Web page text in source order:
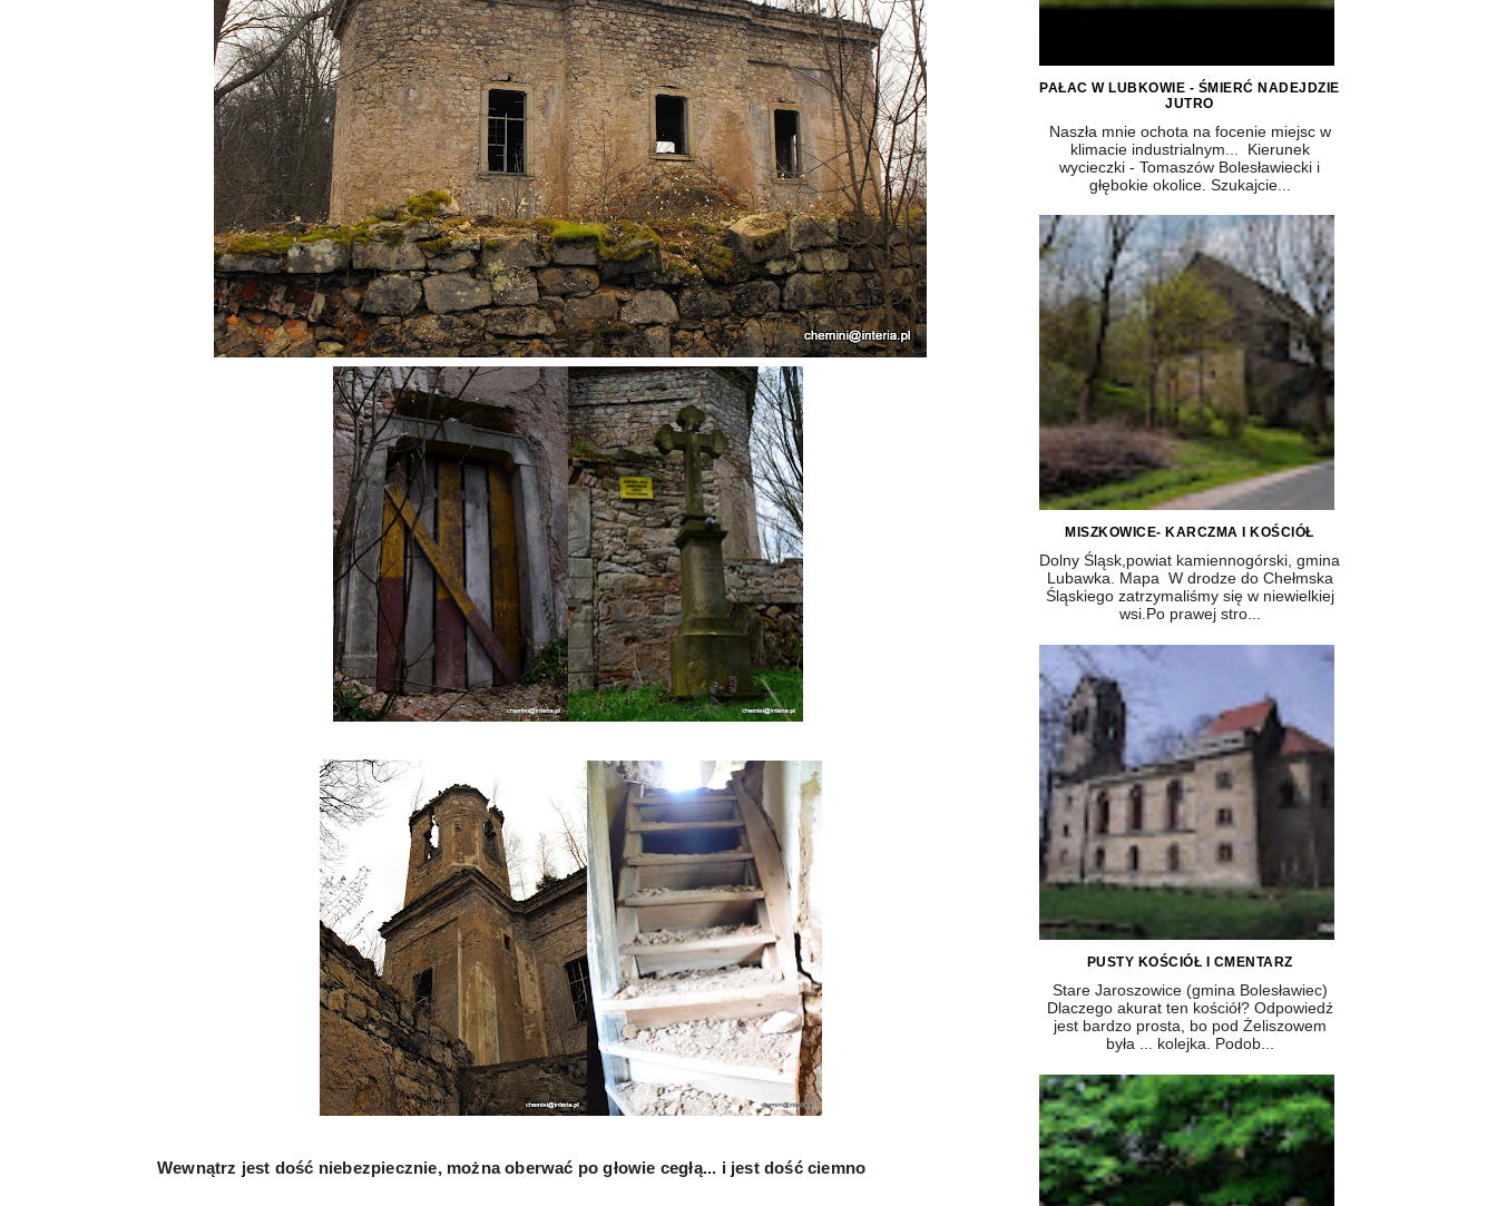
Wewnątrz jest dość niebezpiecznie, można oberwać po głowie cegłą... i jest dość ciemno
PAŁAC W LUBKOWIE - ŚMIERĆ NADEJDZIE
JUTRO
Naszła mnie ochota na focenie miejsc w
klimacie industrialnym... Kierunek
wycieczki - Tomaszów Bolesławiecki i
głębokie okolice. Szukajcie...
MISZKOWICE- KARCZMA I KOŚCIÓŁ
Dolny Śląsk,powiat kamiennogórski, gmina
Lubawka. Mapa W drodze do Chełmska
Śląskiego zatrzymaliśmy się w niewielkiej
wsi.Po prawej stro...
PUSTY KOŚCIÓŁ I CMENTARZ
Stare Jaroszowice (gmina Bolesławiec)
Dlaczego akurat ten kościół? Odpowiedź
jest bardzo prosta, bo pod Żeliszowem
była ... kolejka. Podob...